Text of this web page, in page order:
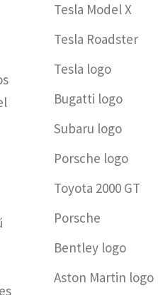
Tesla Model X
Tesla Roadster
Tesla logo
Bugatti logo
Subaru logo
Porsche logo
Toyota 2000 GT
Porsche
Bentley logo
Aston Martin logo